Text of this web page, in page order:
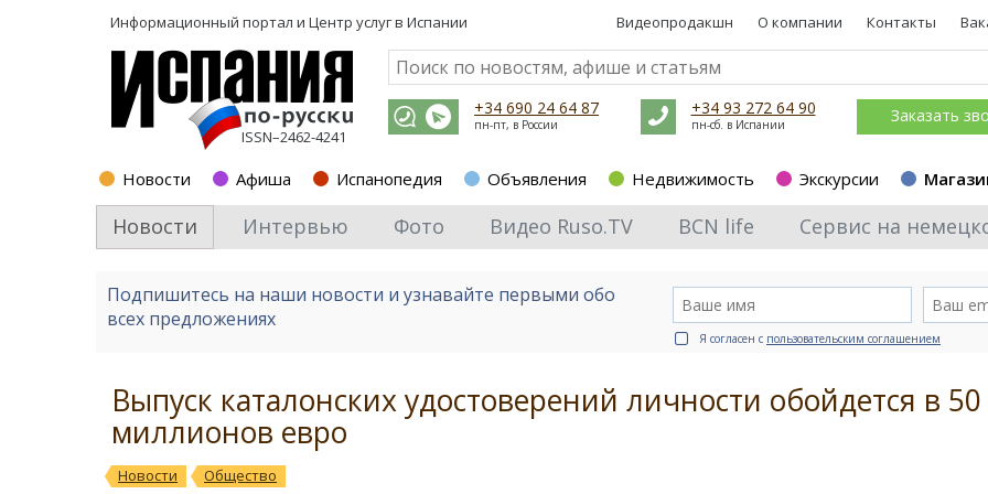
Информационный портал и Центр услуг в Испании Видеопродакшн О компании Контакты
ISSN–2462-4241
+34 690 24 64 87
пн-пт, в России
+34 93 272 64 90
пн-сб. в Испании Заказать
Новости Афиша Испанопедия Объявления Недвижимость Экскурсии
Новости Интервью Фото Видео Ruso.TV BCN life Сервис на
Подпишитесь на наши новости и узнавайте первыми обо
всех предложениях
Я согласен с пользовательским соглашением
Выпуск каталонских удостоверений личности обойдется в 50
миллионов евро
Новости Общество